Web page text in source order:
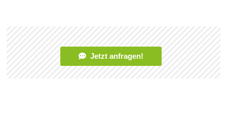
Jetzt anfragen!